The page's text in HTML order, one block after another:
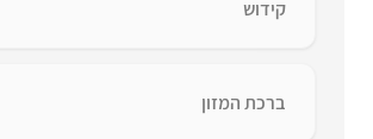
קידוש
ברכת המזון